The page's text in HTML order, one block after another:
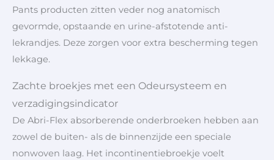
Pants producten zitten veder nog anatomisch
gevormde, opstaande en urine-afstotende anti-
lekrandjes. Deze zorgen voor extra bescherming tegen
lekkage.
Zachte broekjes met een Odeursysteem en
verzadigingsindicator
De Abri-Flex absorberende onderbroeken hebben aan
zowel de buiten- als de binnenzijde een speciale
nonwoven laag. Het incontinentiebroekje voelt